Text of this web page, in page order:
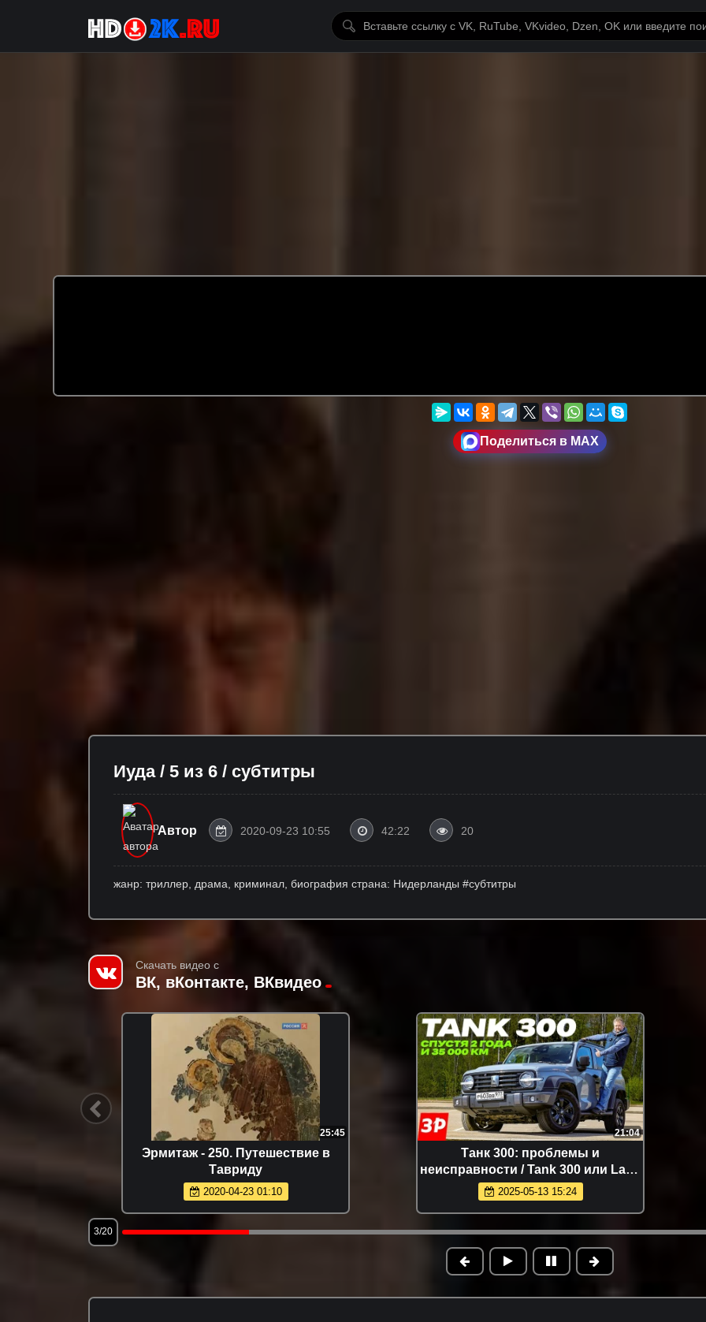
Поделиться в MAX
Иуда / 5 из 6 / субтитры
Автор 2020-09-23 10:55 42:22 20
жанр: триллер, драма, криминал, биография страна: Нидерланды #субтитры
Скачать видео с
ВК, вКонтакте, ВКвидео
25:45
Эрмитаж - 250. Путешествие в
Тавриду
2020-04-23 01:10
21:04
Танк 300: проблемы и
неисправности / Tank 300 или Land
Cruiser Prado?
2025-05-13 15:24
3/20